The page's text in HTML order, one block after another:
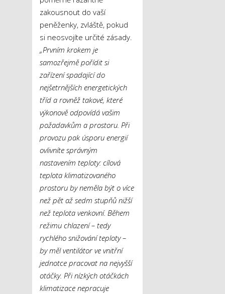
zakousnout do vaší
peněženky, zvláště, pokud
si neosvojíte určité zásady.
„Prvním krokem je
samozřejmě pořídit si
zařízení spadající do
nejšetrnějších energetických
tříd a rovněž takové, které
výkonově odpovídá vašim
požadavkům a prostoru. Při
provozu pak úsporu energií
ovlivníte správným
nastavením teploty: cílová
teplota klimatizovaného
prostoru by neměla být o více
než pět až sedm stupňů nižší
než teplota venkovní. Během
režimu chlazení – tedy
rychlého snižování teploty –
by měl ventilátor ve vnitřní
jednotce pracovat na nejvyšší
otáčky. Při nízkých otáčkách
klimatizace nepracuje